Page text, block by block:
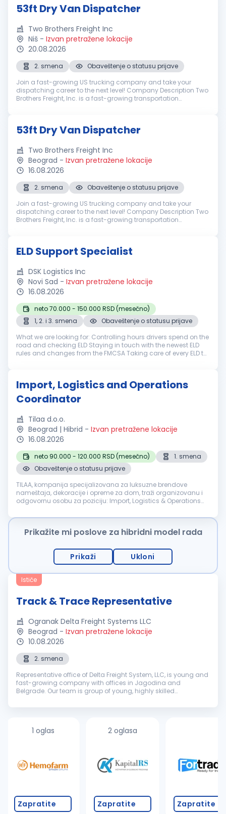
53ft Dry Van Dispatcher
Two Brothers Freight Inc
Niš - Izvan pretražene lokacije
20.08.2026
2. smena
Obaveštenje o statusu prijave
Join a fast-growing US trucking company and take your
dispatching career to the next level! Company Description Two
Brothers Freight, Inc. is a fast-growing transportation
53ft Dry Van Dispatcher
Two Brothers Freight Inc
Beograd - Izvan pretražene lokacije
16.08.2026
2. smena
Obaveštenje o statusu prijave
Join a fast-growing US trucking company and take your
dispatching career to the next level! Company Description Two
Brothers Freight, Inc. is a fast-growing transportation
ELD Support Specialist
DSK Logistics Inc
Novi Sad - Izvan pretražene lokacije
16.08.2026
neto 70.000 - 150.000 RSD (mesečno)
1, 2. i 3. smena
Obaveštenje o statusu prijave
What we are looking for: Controlling hours drivers spend on the
road and checking ELD Staying in touch with the newest ELD
rules and changes from the FMCSA Taking care of every ELD to
Import, Logistics and Operations
Coordinator
Tilaa d.o.o.
Beograd | Hibrid - Izvan pretražene lokacije
16.08.2026
neto 90.000 - 120.000 RSD (mesečno)
1. smena
Obaveštenje o statusu prijave
TILAA, kompanija specijalizovana za luksuzne brendove
nameštaja, dekoracije i opreme za dom, traži organizovanu i
odgovornu osobu za poziciju: Import, Logistics & Operations
organizaciju uvoza, među...
Prikažite mi poslove za hibridni model rada
Prikaži Ukloni
Ističe
Track & Trace Representative
Ogranak Delta Freight Systems LLC
Beograd - Izvan pretražene lokacije
10.08.2026
2. smena
Representative office of Delta Freight System, LLC, is young and
fast-growing company with offices in Jagodina and
Belgrade. Our team is group of young, highly skilled
of transportation...
1 oglas
Zapratite
2 oglasa
Zapratite Zapratite